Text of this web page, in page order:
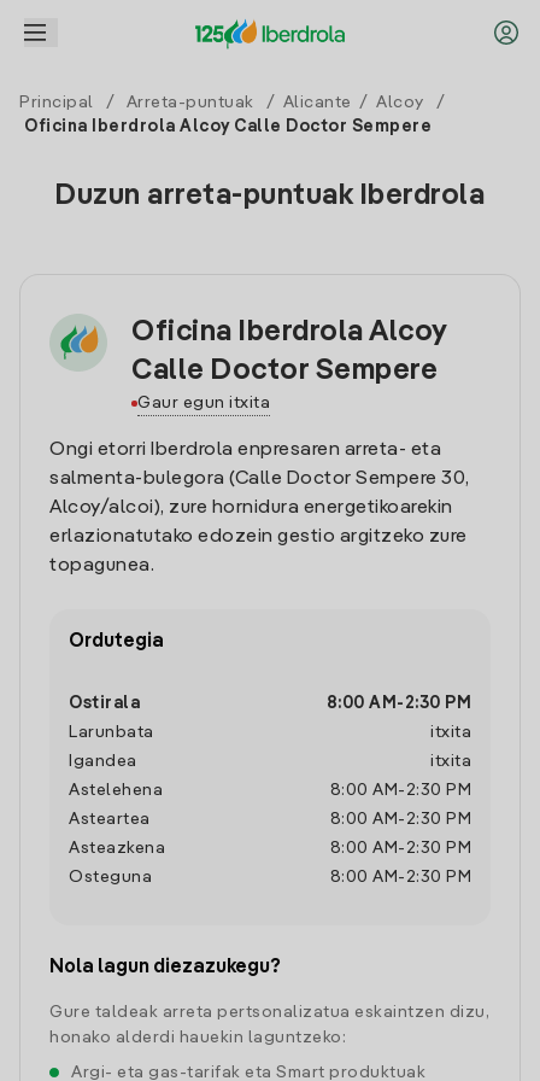
Principal / Arreta-puntuak / Alicante / Alcoy
/
Oficina Iberdrola Alcoy Calle Doctor Sempere
Duzun arreta-puntuak Iberdrola
Oficina Iberdrola Alcoy
Calle Doctor Sempere
Gaur egun itxita
Ongi etorri Iberdrola enpresaren arreta- eta
salmenta-bulegora (Calle Doctor Sempere 30,
Alcoy/alcoi), zure hornidura energetikoarekin
erlazionatutako edozein gestio argitzeko zure
topagunea.
Ordutegia
Ostirala 8:00 AM - 2:30 PM
Larunbata
itxita
Igandea
itxita
Astelehena
8:00 AM - 2:30 PM
Asteartea
8:00 AM - 2:30 PM
Asteazkena
8:00 AM - 2:30 PM
Osteguna
8:00 AM - 2:30 PM
Nola lagun diezazukegu?
Gure taldeak arreta pertsonalizatua eskaintzen dizu,
honako alderdi hauekin laguntzeko:
Argi- eta gas-tarifak eta Smart produktuak